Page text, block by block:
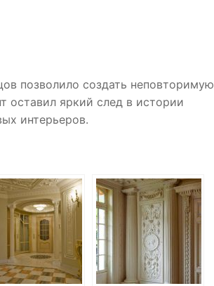
позволило создать неповторимую
оставил яркий след в истории
интерьеров.